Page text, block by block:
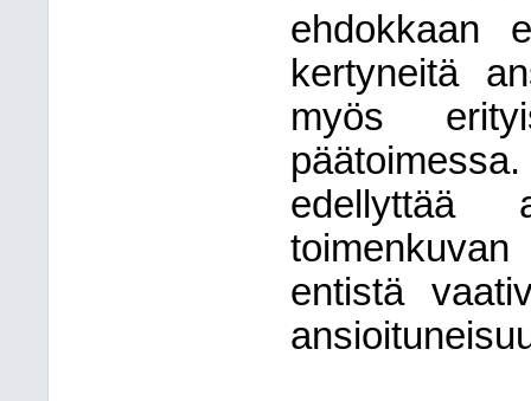
ehdokkaan
kertyneitä
myös
edellyttää
entistä